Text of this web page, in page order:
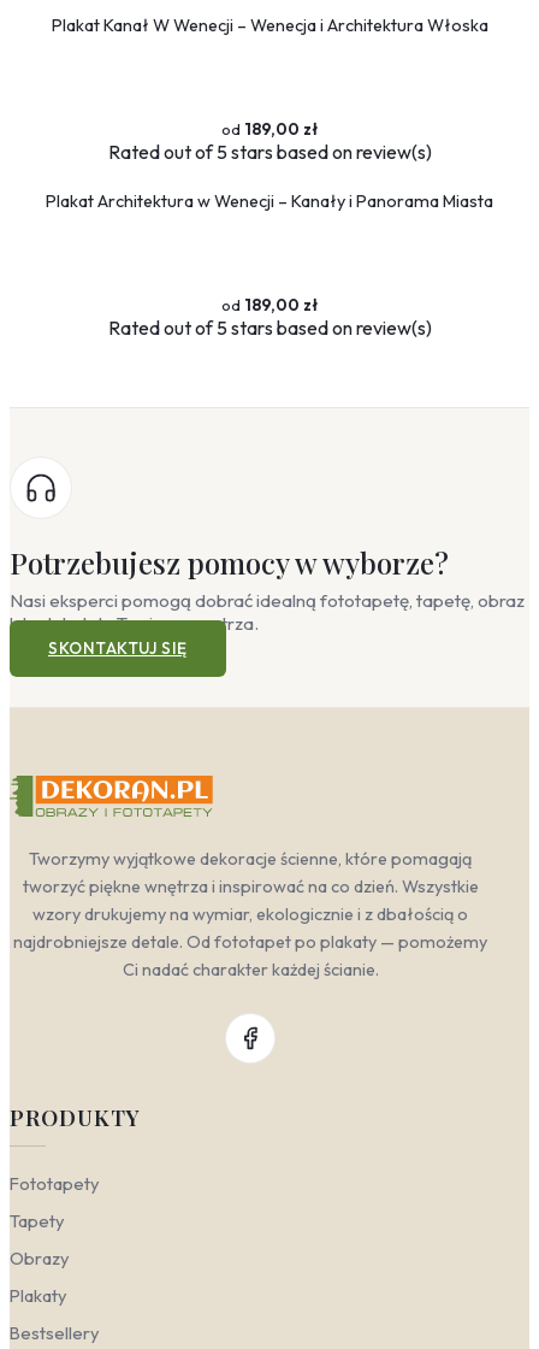
Plakat Kanał W Wenecji – Wenecja i Architektura Włoska
189,00 zł
Ratedout of 5 stars based onreview(s)
Plakat Architektura w Wenecji – Kanały i Panorama Miasta
189,00 zł
Ratedout of 5 stars based onreview(s)
Potrzebujesz pomocy w wyborze?
Nasi eksperci pomogą dobrać idealną fototapetę, tapetę, obraz
lub plakat do Twojego wnętrza.
SKONTAKTUJ SIĘ
Tworzymy wyjątkowe dekoracje ścienne, które pomagają
tworzyć piękne wnętrza i inspirować na co dzień. Wszystkie
wzory drukujemy na wymiar, ekologicznie i z dbałością o
najdrobniejsze detale. Od fototapet po plakaty — pomożemy
Ci nadać charakter każdej ścianie.
PRODUKTY
Fototapety
Tapety
Obrazy
Plakaty
Bestsellery